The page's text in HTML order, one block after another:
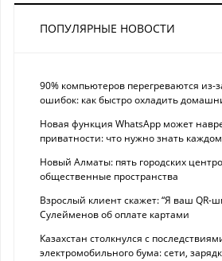
ПОПУЛЯРНЫЕ НОВОСТИ
90% компьютеров перегреваются из-
ошибок: как быстро охладить
Новая функция WhatsApp может
приватности: что нужно знать
Новый Алматы: пять городских
общественные пространства
Взрослый клиент скажет: “Я ваш QR-
Сулейменов об оплате картами
Казахстан столкнулся с
электромобильного бума: сети,